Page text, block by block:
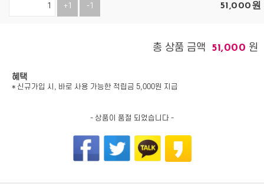
+1 -1 51,000원
총 상품 금액 51,000 원
혜택
* 신규가입 시, 바로 사용 가능한 적립금 5,000원 지급
- 상품이 품절 되었습니다 -